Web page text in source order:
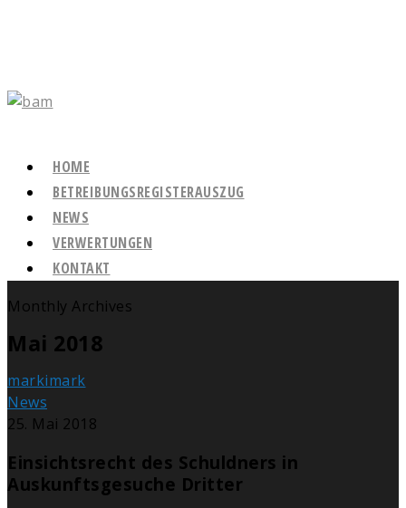
HOME
BETREIBUNGSREGISTERAUSZUG
NEWS
VERWERTUNGEN
KONTAKT
Monthly Archives
Mai 2018
markimark
News
25. Mai 2018
Einsichtsrecht des Schuldners in
Auskunftsgesuche Dritter